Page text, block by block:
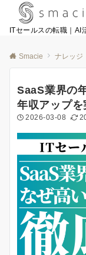
ITセールスの転職｜AI
Smacie ナレッジ
SaaS業界の
年収アップ
2026-03-08